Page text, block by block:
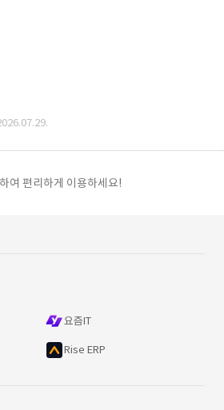
하여 편리하게 이용하세요!
요즘IT
Rise ERP